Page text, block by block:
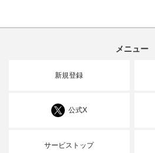
メニュー
新規登録
公式X
サービストップ